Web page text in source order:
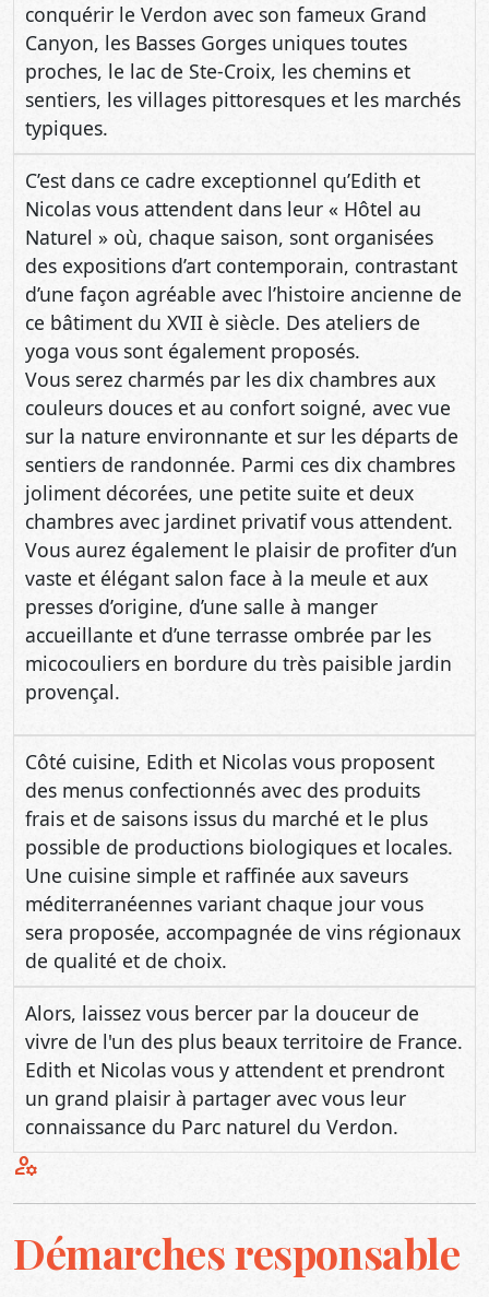
conquérir le Verdon avec son fameux Grand
Canyon, les Basses Gorges uniques toutes
proches, le lac de Ste-Croix, les chemins et
sentiers, les villages pittoresques et les marchés
typiques.
C’est dans ce cadre exceptionnel qu’Edith et
Nicolas vous attendent dans leur « Hôtel au
Naturel » où, chaque saison, sont organisées
des expositions d’art contemporain, contrastant
d’une façon agréable avec l’histoire ancienne de
ce bâtiment du XVII è siècle. Des ateliers de
yoga vous sont également proposés.
Vous serez charmés par les dix chambres aux
couleurs douces et au confort soigné, avec vue
sur la nature environnante et sur les départs de
sentiers de randonnée. Parmi ces dix chambres
joliment décorées, une petite suite et deux
chambres avec jardinet privatif vous attendent.
Vous aurez également le plaisir de profiter d’un
vaste et élégant salon face à la meule et aux
presses d’origine, d’une salle à manger
accueillante et d’une terrasse ombrée par les
micocouliers en bordure du très paisible jardin
provençal.
Côté cuisine, Edith et Nicolas vous proposent
des menus confectionnés avec des produits
frais et de saisons issus du marché et le plus
possible de productions biologiques et locales.
Une cuisine simple et raffinée aux saveurs
méditerranéennes variant chaque jour vous
sera proposée, accompagnée de vins régionaux
de qualité et de choix.
Alors, laissez vous bercer par la douceur de
vivre de l'un des plus beaux territoire de France.
Edith et Nicolas vous y attendent et prendront
un grand plaisir à partager avec vous leur
connaissance du Parc naturel du Verdon.
manage_accounts
Démarches responsable